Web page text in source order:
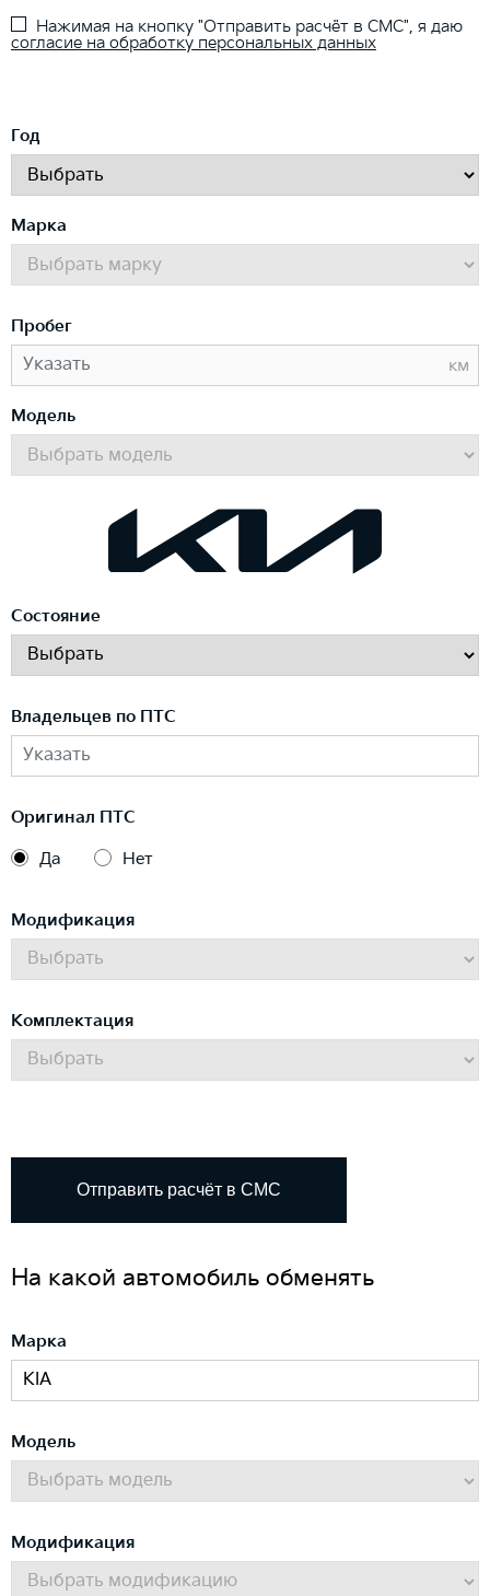
Нажимая на кнопку "Отправить расчёт в СМС", я даю
согласие на обработку персональных данных
Год
Марка
Пробег
км
Модель
Состояние
Владельцев по ПТС
Оригинал ПТС
Да Нет
Модификация
Комплектация
Отправить расчёт в СМС
На какой автомобиль обменять
Марка
Модель
Модификация